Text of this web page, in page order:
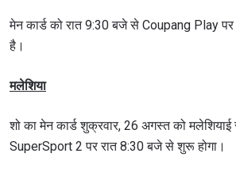
मेन कार्ड को रात 9:30 बजे से Coupang Play
है।
मलेशिया
शो का मेन कार्ड शुक्रवार, 26 अगस्त को
SuperSport 2 पर रात 8:30 बजे से शुरू होगा।